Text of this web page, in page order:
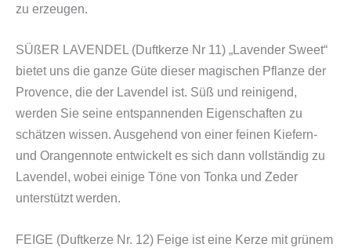
zu erzeugen.
SÜßER LAVENDEL (Duftkerze Nr 11) „Lavender Sweet“
bietet uns die ganze Güte dieser magischen Pflanze der
Provence, die der Lavendel ist. Süß und reinigend,
werden Sie seine entspannenden Eigenschaften zu
schätzen wissen. Ausgehend von einer feinen Kiefern-
und Orangennote entwickelt es sich dann vollständig zu
Lavendel, wobei einige Töne von Tonka und Zeder
unterstützt werden.
FEIGE (Duftkerze Nr. 12) Feige ist eine Kerze mit grünem